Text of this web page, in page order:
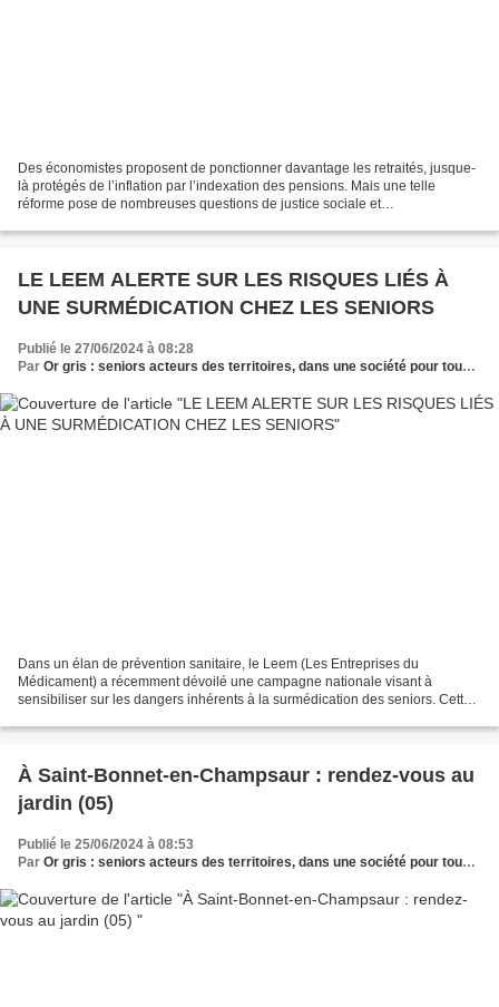
Des économistes proposent de ponctionner davantage les retraités, jusque-
là protégés de l’inflation par l’indexation des pensions. Mais une telle
réforme pose de nombreuses questions de justice sociale et
LE LEEM ALERTE SUR LES RISQUES LIÉS À
UNE SURMÉDICATION CHEZ LES SENIORS
Publié le 27/06/2024 à 08:28
Par Or gris : seniors acteurs des territoires, dans une société pour tous les âges
Dans un élan de prévention sanitaire, le Leem (Les Entreprises du
Médicament) a récemment dévoilé une campagne nationale visant à
sensibiliser sur les dangers inhérents à la surmédication des seniors. Cette
À Saint-Bonnet-en-Champsaur : rendez-vous au
jardin (05)
Publié le 25/06/2024 à 08:53
Par Or gris : seniors acteurs des territoires, dans une société pour tous les âges